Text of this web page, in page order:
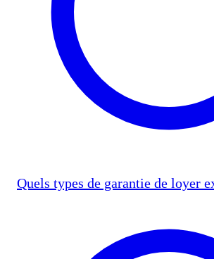
Quels types de garantie de loyer